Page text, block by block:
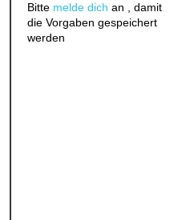
Bitte melde dich an , damit
die Vorgaben gespeichert
werden